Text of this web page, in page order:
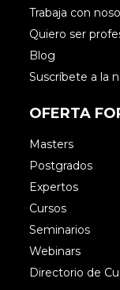
Accede para
Quisiera
Trabaja con
Quiero ser
Blog
Suscríbete a la
OFERTA
Masters
Postgrados
Expertos
Cursos
Seminarios
Webinars
Directorio de